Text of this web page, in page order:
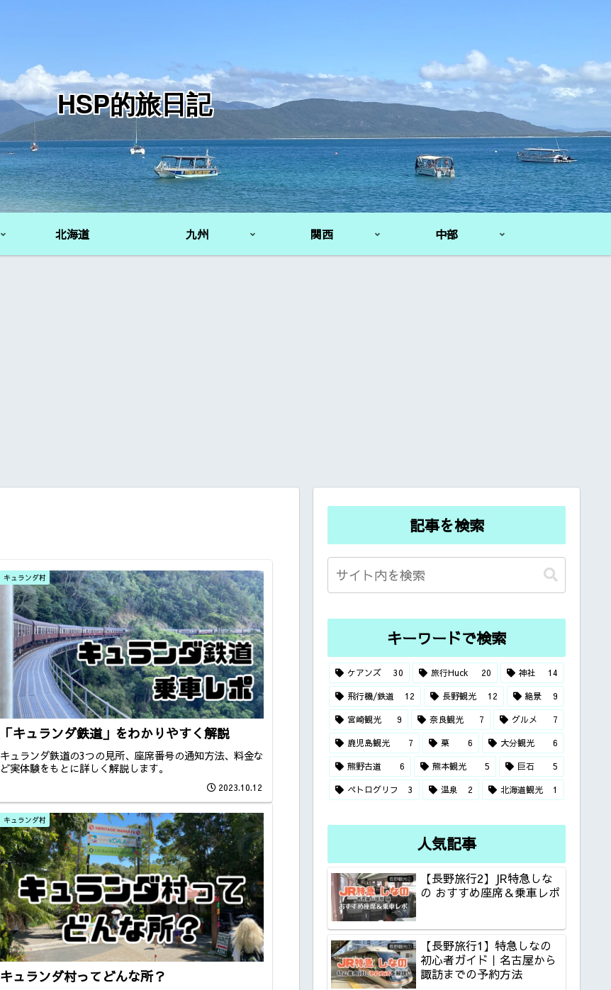
HSP的旅日記
北海道 九州 関西 中部
キュランダ村
「キュランダ鉄道」をわかりやすく解説
キュランダ鉄道の3つの見所、座席番号の通知方法、料金な
ど実体験をもとに詳しく解説します。
2023.10.12
キュランダ村
キュランダ村ってどんな所？
記事を検索
キーワードで検索
ケアンズ 30 旅行Huck 20 神社 14
飛行機/鉄道 12 長野観光 12 絶景 9
宮崎観光 9 奈良観光 7 グルメ 7
鹿児島観光 7 栗 6 大分観光 6
熊野古道 6 熊本観光 5 巨石 5
ペトログリフ 3 温泉 2 北海道観光 1
人気記事
【長野旅行2】JR特急しな
の おすすめ座席＆乗車レポ
【長野旅行1】特急しなの
初心者ガイド｜名古屋から
諏訪までの予約方法